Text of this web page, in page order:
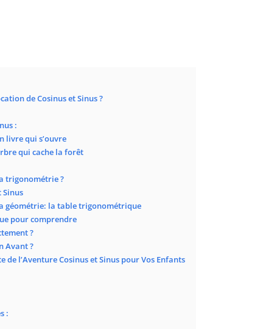
de Cosinus et Sinus ?
:
livre qui s’ouvre
qui cache la forêt
trigonométrie ?
Sinus
géométrie: la table trigonométrique
pour comprendre
?
Avant ?
de l’Aventure Cosinus et Sinus pour Vos Enfants
: